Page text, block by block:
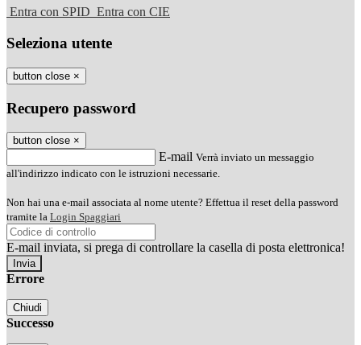
Entra con SPID Entra con CIE
Seleziona utente
button close ×
Recupero password
button close ×
E-mail Verrà inviato un messaggio
all'indirizzo indicato con le istruzioni necessarie.
Non hai una e-mail associata al nome utente? Effettua il reset della password
tramite la Login Spaggiari
E-mail inviata, si prega di controllare la casella di posta elettronica!
Errore
Chiudi
Successo